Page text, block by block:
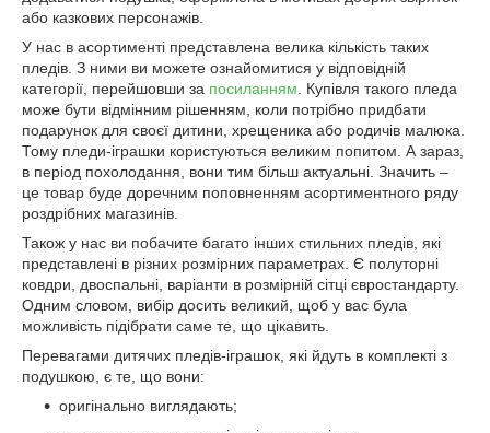
або казкових персонажів.
У нас в асортименті представлена велика кількість таких
пледів. З ними ви можете ознайомитися у відповідній
категорії, перейшовши за посиланням . Купівля такого пледа
може бути відмінним рішенням, коли потрібно придбати
подарунок для своєї дитини, хрещеника або родичів малюка.
Тому пледи-іграшки користуються великим попитом. А зараз,
в період похолодання, вони тим більш актуальні. Значить –
це товар буде доречним поповненням асортиментного ряду
роздрібних магазинів.
Також у нас ви побачите багато інших стильних пледів, які
представлені в різних розмірних параметрах. Є полуторні
ковдри, двоспальні, варіанти в розмірній сітці євростандарту.
Одним словом, вибір досить великий, щоб у вас була
можливість підібрати саме те, що цікавить.
Перевагами дитячих пледів-іграшок, які йдуть в комплекті з
подушкою, є те, що вони:
оригінально виглядають;